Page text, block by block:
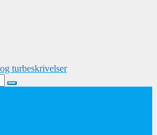
turbeskrivelser